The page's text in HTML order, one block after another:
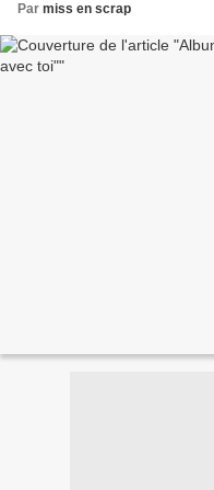
Par miss en scrap